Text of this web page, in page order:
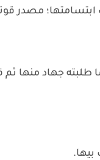
مصدر
طلبته جهاد